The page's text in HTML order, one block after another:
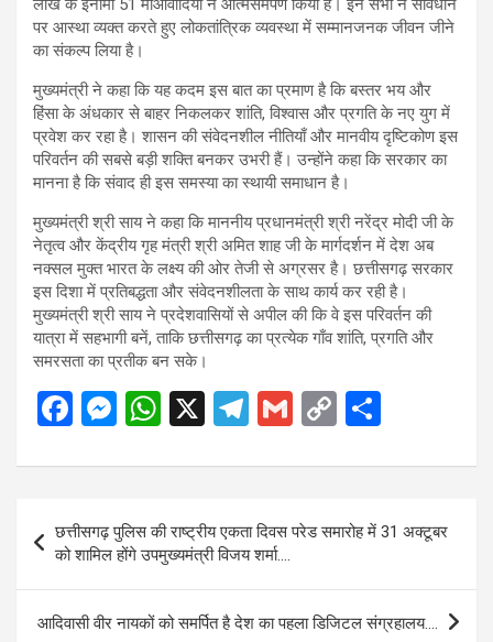
लाख के इनामी 51 माओवादियों ने आत्मसमर्पण किया है। इन सभी ने संविधान
पर आस्था व्यक्त करते हुए लोकतांत्रिक व्यवस्था में सम्मानजनक जीवन जीने
का संकल्प लिया है।
मुख्यमंत्री ने कहा कि यह कदम इस बात का प्रमाण है कि बस्तर भय और
हिंसा के अंधकार से बाहर निकलकर शांति, विश्वास और प्रगति के नए युग में
प्रवेश कर रहा है। शासन की संवेदनशील नीतियाँ और मानवीय दृष्टिकोण इस
परिवर्तन की सबसे बड़ी शक्ति बनकर उभरी हैं। उन्होंने कहा कि सरकार का
मानना है कि संवाद ही इस समस्या का स्थायी समाधान है।
मुख्यमंत्री श्री साय ने कहा कि माननीय प्रधानमंत्री श्री नरेंद्र मोदी जी के
नेतृत्व और केंद्रीय गृह मंत्री श्री अमित शाह जी के मार्गदर्शन में देश अब
नक्सल मुक्त भारत के लक्ष्य की ओर तेजी से अग्रसर है। छत्तीसगढ़ सरकार
इस दिशा में प्रतिबद्धता और संवेदनशीलता के साथ कार्य कर रही है।
मुख्यमंत्री श्री साय ने प्रदेशवासियों से अपील की कि वे इस परिवर्तन की
यात्रा में सहभागी बनें, ताकि छत्तीसगढ़ का प्रत्येक गाँव शांति, प्रगति और
समरसता का प्रतीक बन सके।
F
ce
b
o
o
k
M
se
n
g
er
W
at
s
A
p
p
X
T
e
gr
a
m
G
ail
C
py
Li
n
k
ar
e
navigation
छत्तीसगढ़ पुलिस की राष्ट्रीय एकता दिवस परेड समारोह में 31 अक्टूबर
को शामिल होंगे उपमुख्यमंत्री विजय शर्मा….
आदिवासी वीर नायकों को समर्पित है देश का पहला डिजिटल संग्रहालय….